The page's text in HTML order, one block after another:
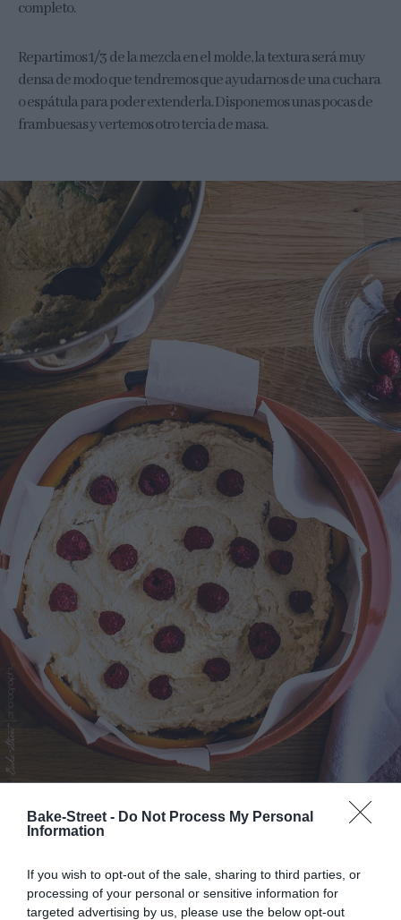
Bake-Street - Do Not Process My Personal
Information
If you wish to opt-out of the sale, sharing to third parties, or
processing of your personal or sensitive information for
targeted advertising by us, please use the below opt-out
completo.
Repartimos 1/3 de la mezcla en el molde, la textura será muy
densa de modo que tendremos que ayudarnos de una cuchara
o espátula para poder extenderla. Disponemos unas pocas de
frambuesas y vertemos otro tercia de masa.